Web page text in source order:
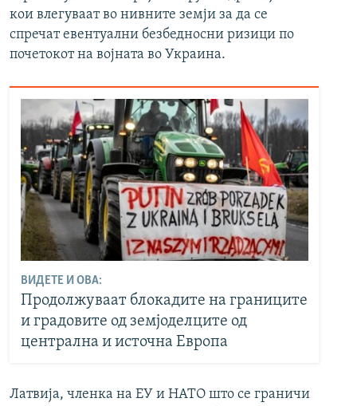
кои влегуваат во нивните земји за да се
спречат евентуални безбедносни ризици по
почетокот на војната во Украина.
ВИДЕТЕ И ОВА:
Продолжуваат блокадите на границите
и градовите од земјоделците од
централна и источна Европа
Латвија, членка на ЕУ и НАТО што се граничи